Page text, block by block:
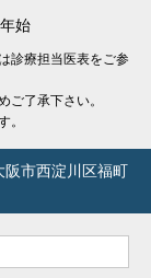
始
診療担当医表をご参
ご了承下さい。
。
市西淀川区福町